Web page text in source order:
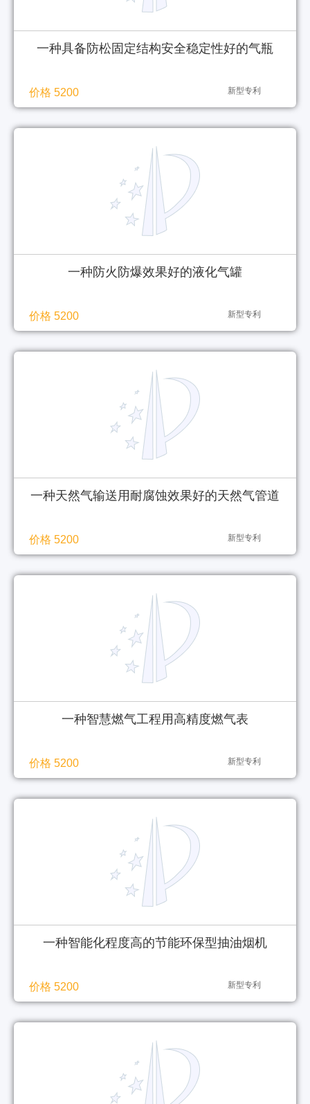
一种具备防松固定结构安全稳定性好的气瓶
价格 5200 新型专利
一种防火防爆效果好的液化气罐
价格 5200 新型专利
一种天然气输送用耐腐蚀效果好的天然气管道
价格 5200 新型专利
一种智慧燃气工程用高精度燃气表
价格 5200 新型专利
一种智能化程度高的节能环保型抽油烟机
价格 5200 新型专利